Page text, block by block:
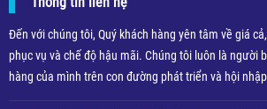
Đến với chúng tôi, Quý khách hàng yên tâm về giá
phục vụ và chế độ hậu mãi. Chúng tôi luôn là người
hàng của mình trên con đường phát triển và hội